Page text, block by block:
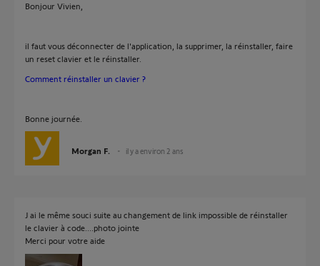
Bonjour Vivien,
il faut vous déconnecter de l'application, la supprimer, la réinstaller, faire
un reset clavier et le réinstaller.
Comment réinstaller un clavier ?
Bonne journée.
Morgan F. il y a environ 2 ans
J ai le même souci suite au changement de link impossible de réinstaller
le clavier à code....photo jointe
Merci pour votre aide